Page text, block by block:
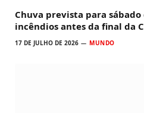
Chuva prevista para
incêndios antes da final da
17 DE JULHO DE 2026 MUNDO